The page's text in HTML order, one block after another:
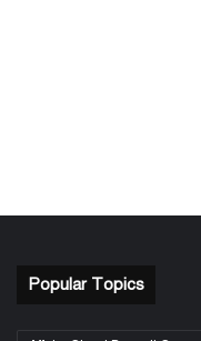
Popular Topics